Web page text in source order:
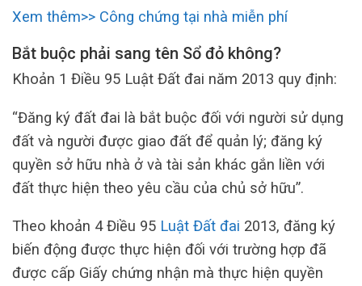
Xem thêm>> Công chứng tại nhà miễn phí
Bắt buộc phải sang tên Sổ đỏ không?
Khoản 1 Điều 95 Luật Đất đai năm 2013 quy định:
“Đăng ký đất đai là bắt buộc đối với người sử dụng
đất và người được giao đất để quản lý; đăng ký
quyền sở hữu nhà ở và tài sản khác gắn liền với
đất thực hiện theo yêu cầu của chủ sở hữu”.
Theo khoản 4 Điều 95 Luật Đất đai 2013, đăng ký
biến động được thực hiện đối với trường hợp đã
được cấp Giấy chứng nhận mà thực hiện quyền